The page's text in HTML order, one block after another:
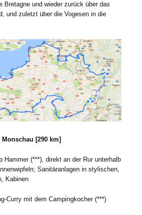
Bretagne und wieder zurück über das
und zuletzt über die Vogesen in die
[290 km]
Hammer (***), direkt an der Rur unterhalb
Sanitäranlagen in stylischen,
Kabinen
Curry mit dem Campingkocher (***)